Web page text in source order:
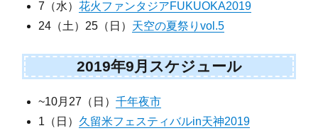
7（水）花火ファンタジアFUKUOKA2019
24（土）25（日） 天空の夏祭りvol.5
2019年9月スケジュール
~10月27（日）千年夜市
1（日） 久留米フェスティバルin天神2019